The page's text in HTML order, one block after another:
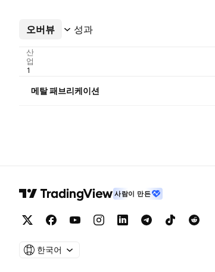
오버뷰 성과
더보기
산
업
메탈 패브리케이션
사람이 만든
한국어